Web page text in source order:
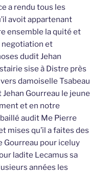
a rendu tous les
avoit appartenant
ensemble la quité et
negotiation et
dudit Jehan
sise à Distre près
damoiselle Tsabeau
Gourreau le jeune
et en notre
audit Me Pierre
mises qu’il a faites des
Gourreau pour iceluy
ladite Lecamus sa
années les